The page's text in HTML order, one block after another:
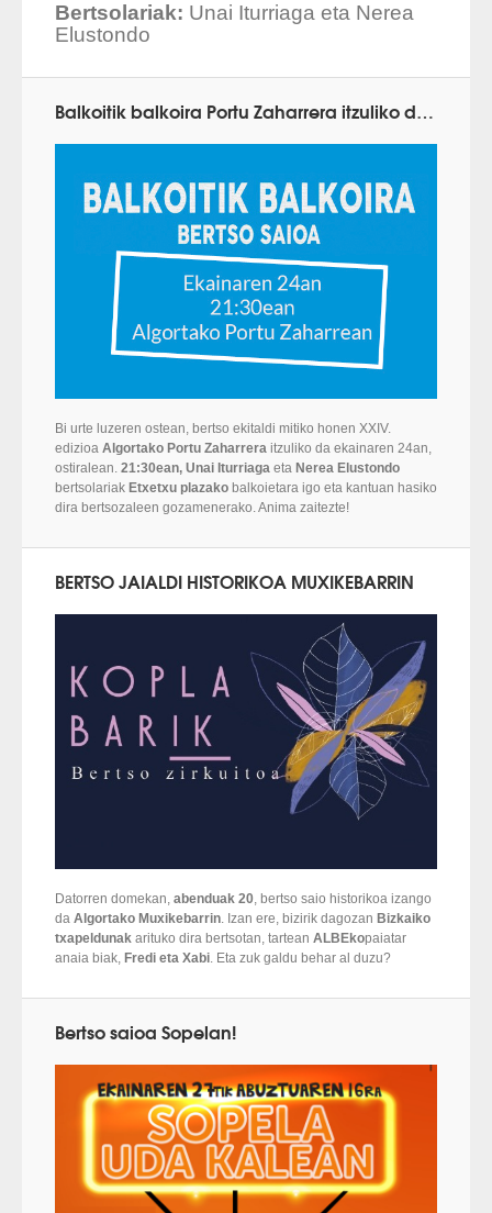
Bertsolariak: Unai Iturriaga eta Nerea
Elustondo
Balkoitik balkoira Portu Zaharrera itzuliko da ekainaren 24an
Bi urte luzeren ostean, bertso ekitaldi mitiko honen XXIV.
edizioa Algortako Portu Zaharrera itzuliko da ekainaren 24an,
ostiralean. 21:30ean, Unai Iturriaga eta Nerea Elustondo
bertsolariak Etxetxu plazako balkoietara igo eta kantuan hasiko
dira bertsozaleen gozamenerako. Anima zaitezte!
BERTSO JAIALDI HISTORIKOA MUXIKEBARRIN
Datorren domekan, abenduak 20 , bertso saio historikoa izango
da Algortako Muxikebarrin . Izan ere, bizirik dagozan Bizkaiko
txapeldunak arituko dira bertsotan, tartean ALBEkopaiatar
anaia biak, Fredi eta Xabi . Eta zuk galdu behar al duzu?
Bertso saioa Sopelan!